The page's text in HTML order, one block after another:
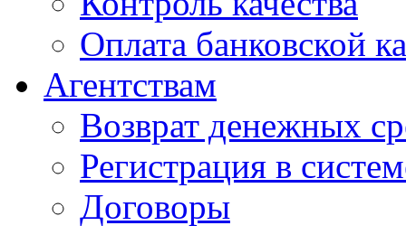
Оплата банковской
Агентствам
Возврат денежных
Регистрация в
Договоры